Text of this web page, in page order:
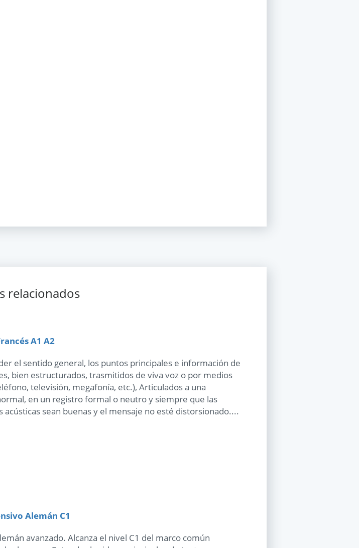
relacionados
A1 A2
el sentido general, los puntos principales e información de
bien estructurados, trasmitidos de viva voz o por medios
televisión, megafonía, etc.), Articulados a una
en un registro formal o neutro y siempre que las
acústicas sean buenas y el mensaje no esté distorsionado....
Alemán C1
avanzado. Alcanza el nivel C1 del marco común